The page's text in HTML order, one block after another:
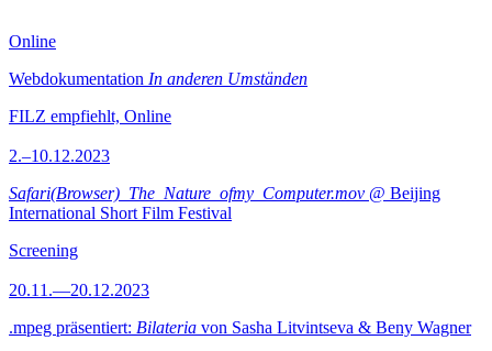
Online
Webdokumentation In anderen Umständen
FILZ empfiehlt, Online
2.–10.12.2023
Safari(Browser)_The_Nature_ofmy_Computer.mov @ Beijing
International Short Film Festival
Screening
20.11.—20.12.2023
.mpeg präsentiert: Bilateria von Sasha Litvintseva & Beny Wagner